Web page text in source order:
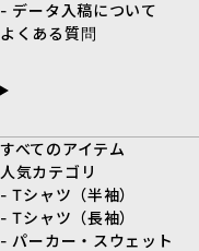
- データ入稿について
よくある質問
すべてのアイテム
人気カテゴリ
- Tシャツ（半袖）
- Tシャツ（長袖）
- パーカー・スウェット